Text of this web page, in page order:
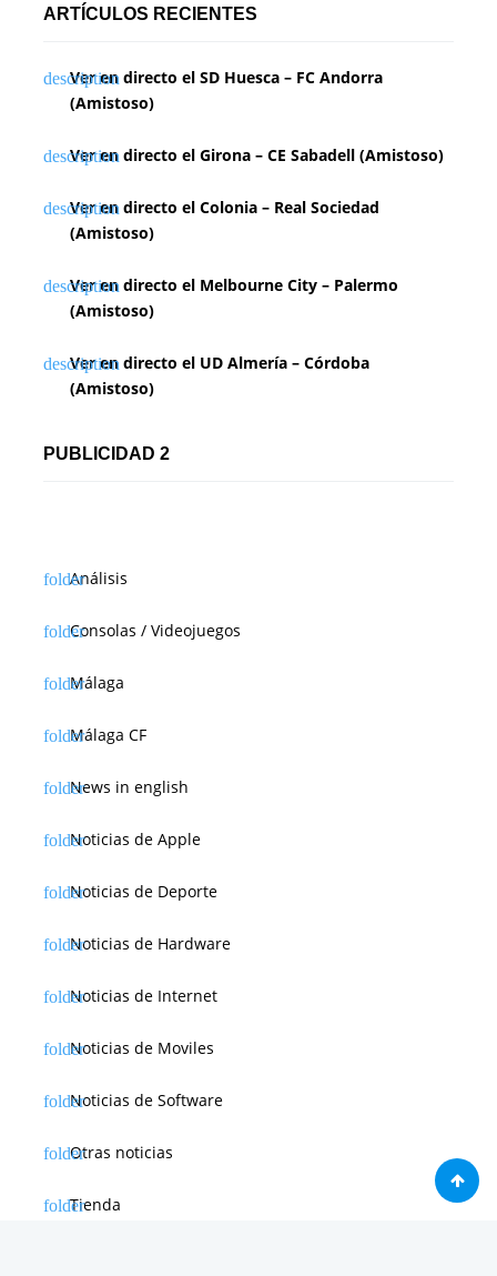
ARTÍCULOS RECIENTES
Ver en directo el SD Huesca – FC Andorra
(Amistoso)
Ver en directo el Girona – CE Sabadell (Amistoso)
Ver en directo el Colonia – Real Sociedad
(Amistoso)
Ver en directo el Melbourne City – Palermo
(Amistoso)
Ver en directo el UD Almería – Córdoba
(Amistoso)
PUBLICIDAD 2
Análisis
Consolas / Videojuegos
Málaga
Málaga CF
News in english
Noticias de Apple
Noticias de Deporte
Noticias de Hardware
Noticias de Internet
Noticias de Moviles
Noticias de Software
Otras noticias
Tienda